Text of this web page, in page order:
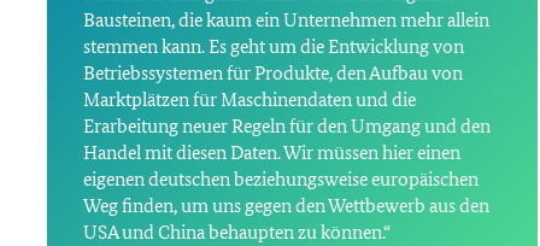
Bausteinen, die kaum ein Unternehmen mehr allein
stemmen kann. Es geht um die Entwicklung von
Betriebssystemen für Produkte, den Aufbau von
Marktplätzen für Maschinendaten und die
Erarbeitung neuer Regeln für den Umgang und den
Handel mit diesen Daten. Wir müssen hier einen
eigenen deutschen beziehungsweise europäischen
Weg finden, um uns gegen den Wettbewerb aus den
USA und China behaupten zu können.“